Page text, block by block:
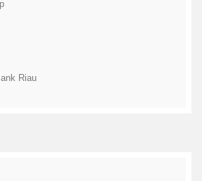
Riau